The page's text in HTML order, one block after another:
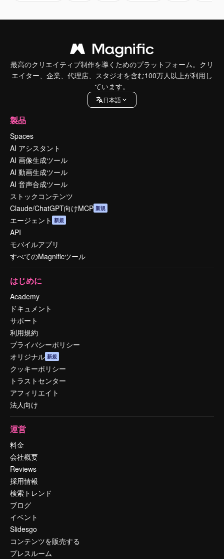
最高のクリエイティブ制作を導くためのプラットフォーム。クリ
エイター、企業、代理店、スタジオを含む100万人以上が利用し
ています。
日本語
製品
Spaces
AI アシスタント
AI 画像生成ツール
AI 動画生成ツール
AI 音声合成ツール
ストックコンテンツ
Claude/ChatGPT向けMCP 新規
エージェント 新規
API
モバイルアプリ
すべてのMagnificツール
はじめに
Academy
ドキュメント
サポート
利用規約
プライバシーポリシー
オリジナル 新規
クッキーポリシー
トラストセンター
アフィリエイト
法人向け
運営
料金
会社概要
Reviews
採用情報
検索トレンド
ブログ
イベント
Slidesgo
コンテンツを販売する
プレスルーム